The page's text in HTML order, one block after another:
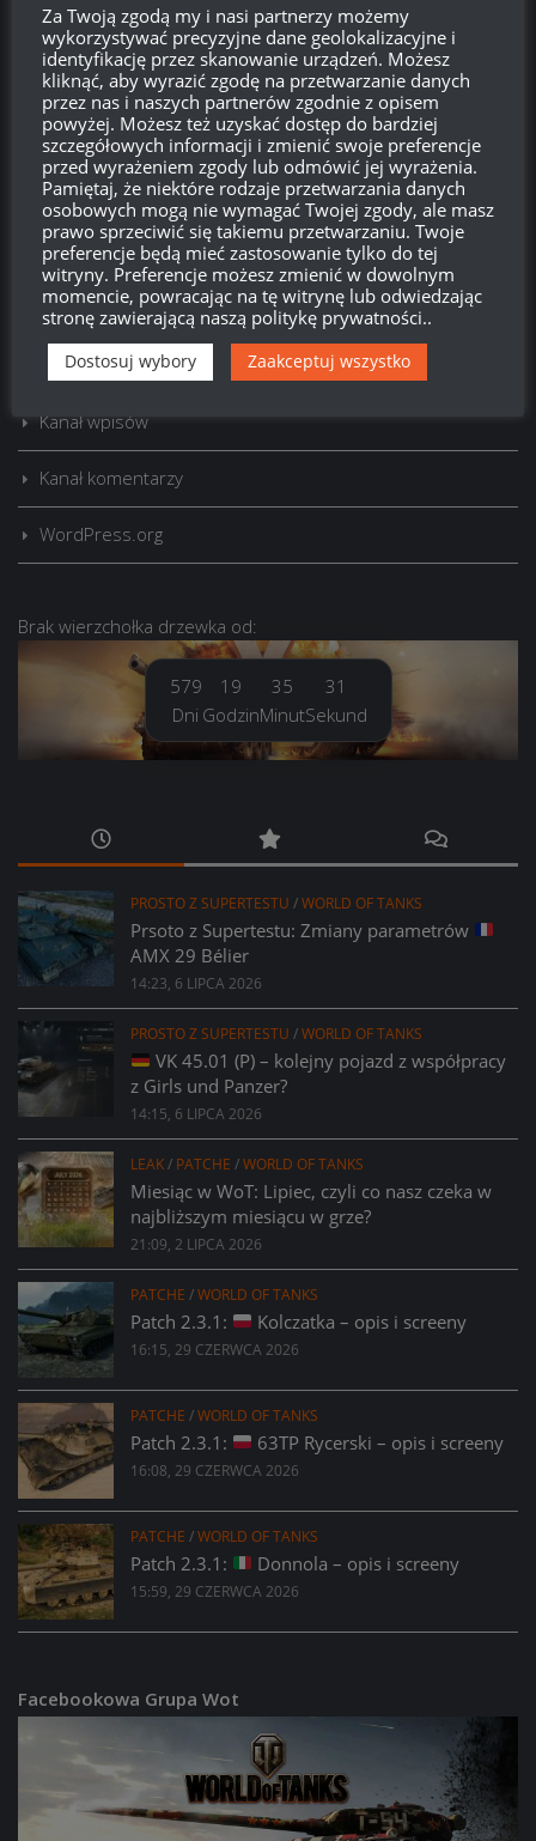
Szukaj:
LOGOWANIE
Zarejestruj się
Zaloguj się
Kanał wpisów
Kanał komentarzy
WordPress.org
Brak wierzchołka drzewka od:
579
Dni
19
Godzin
35
Minut
32
Sekund
PROSTO Z SUPERTESTU /WORLD OF TANKS
Prsoto z Supertestu: Zmiany parametrów
AMX 29 Bélier
14:23, 6 LIPCA 2026
PROSTO Z SUPERTESTU /WORLD OF TANKS
VK 45.01 (P) – kolejny pojazd z współpracy
z Girls und Panzer?
14:15, 6 LIPCA 2026
LEAK/ PATCHE /WORLD OF TANKS
Miesiąc w WoT: Lipiec, czyli co nasz czeka w
najbliższym miesiącu w grze?
21:09, 2 LIPCA 2026
PATCHE /WORLD OF TANKS
Patch 2.3.1: Kolczatka – opis i screeny
16:15, 29 CZERWCA 2026
PATCHE /WORLD OF TANKS
Patch 2.3.1: 63TP Rycerski – opis i screeny
16:08, 29 CZERWCA 2026
PATCHE /WORLD OF TANKS
Patch 2.3.1: Donnola – opis i screeny
15:59, 29 CZERWCA 2026
Facebookowa Grupa Wot
Za Twoją zgodą my i nasi partnerzy możemy
wykorzystywać precyzyjne dane geolokalizacyjne i
identyfikację przez skanowanie urządzeń. Możesz
kliknąć, aby wyrazić zgodę na przetwarzanie danych
przez nas i naszych partnerów zgodnie z opisem
powyżej. Możesz też uzyskać dostęp do bardziej
szczegółowych informacji i zmienić swoje preferencje
przed wyrażeniem zgody lub odmówić jej wyrażenia.
Pamiętaj, że niektóre rodzaje przetwarzania danych
osobowych mogą nie wymagać Twojej zgody, ale masz
prawo sprzeciwić się takiemu przetwarzaniu. Twoje
preferencje będą mieć zastosowanie tylko do tej
witryny. Preferencje możesz zmienić w dowolnym
momencie, powracając na tę witrynę lub odwiedzając
stronę zawierającą naszą politykę prywatności..
Dostosuj wybory Zaakceptuj wszystko